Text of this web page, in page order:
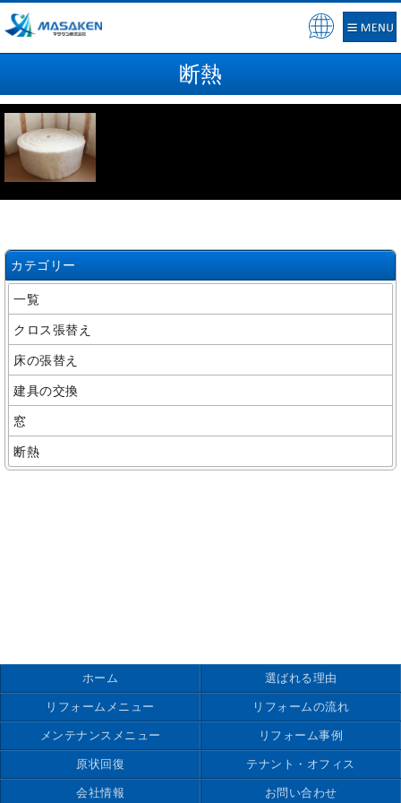
断熱
カテゴリー
一覧
クロス張替え
床の張替え
建具の交換
窓
断熱
ホーム 選ばれる理由
リフォームメニュー リフォームの流れ
メンテナンスメニュー リフォーム事例
原状回復 テナント・オフィス
会社情報 お問い合わせ